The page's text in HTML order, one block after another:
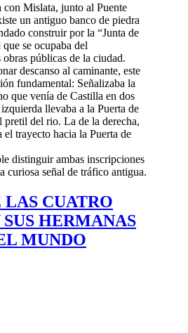
Mislata, junto al Puente
un antiguo banco de piedra
construir por la “Junta de
se ocupaba del
públicas de la ciudad.
descanso al caminante, este
fundamental: Señalizaba la
que venía de Castilla en dos
llevaba a la Puerta de
pretil del rio. La de la derecha,
el trayecto hacia la Puerta de
distinguir ambas inscripciones
curiosa señal de tráfico antigua.
CUATRO
HERMANAS
MUNDO